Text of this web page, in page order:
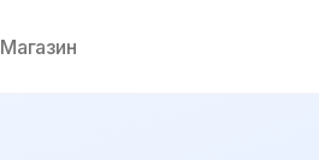
Магазин